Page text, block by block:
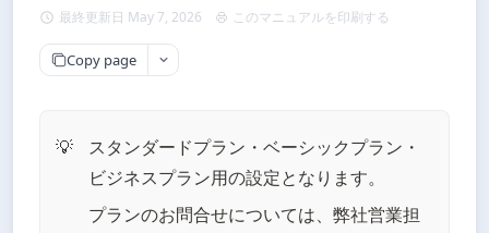
最終更新日 May 7, 2026 このマニュアルを印刷する
Copy page
💡
スタンダードプラン・ベーシックプラン・
ビジネスプラン用の設定となります。
プランのお問合せについては、弊社営業担